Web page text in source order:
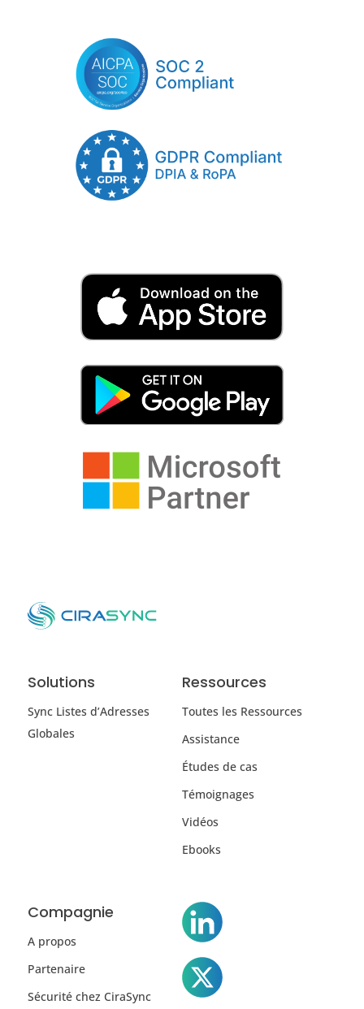
Solutions
Sync Listes d’Adresses
Globales
Ressources
Toutes les Ressources
Assistance
Études de cas
Témoignages
Vidéos
Ebooks
Compagnie
A propos
Partenaire
Sécurité chez CiraSync